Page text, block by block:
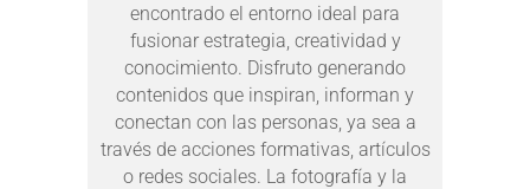
encontrado el entorno ideal para
fusionar estrategia, creatividad y
conocimiento. Disfruto generando
contenidos que inspiran, informan y
conectan con las personas, ya sea a
través de acciones formativas, artículos
o redes sociales. La fotografía y la